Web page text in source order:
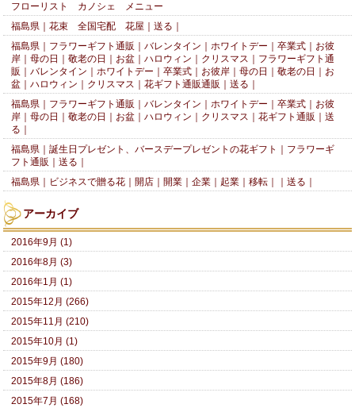
フローリスト カノシェ メニュー
福島県｜花束 全国宅配 花屋｜送る｜
福島県｜フラワーギフト通販｜バレンタイン｜ホワイトデー｜卒業式｜お彼
岸｜母の日｜敬老の日｜お盆｜ハロウィン｜クリスマス｜フラワーギフト通
販｜バレンタイン｜ホワイトデー｜卒業式｜お彼岸｜母の日｜敬老の日｜お
盆｜ハロウィン｜クリスマス｜花ギフト通販通販｜送る｜
福島県｜フラワーギフト通販｜バレンタイン｜ホワイトデー｜卒業式｜お彼
岸｜母の日｜敬老の日｜お盆｜ハロウィン｜クリスマス｜花ギフト通販｜送
る｜
福島県｜誕生日プレゼント、バースデープレゼントの花ギフト｜フラワーギ
フト通販｜送る｜
福島県｜ビジネスで贈る花｜開店｜開業｜企業｜起業｜移転｜｜送る｜
アーカイブ
2016年9月 (1)
2016年8月 (3)
2016年1月 (1)
2015年12月 (266)
2015年11月 (210)
2015年10月 (1)
2015年9月 (180)
2015年8月 (186)
2015年7月 (168)